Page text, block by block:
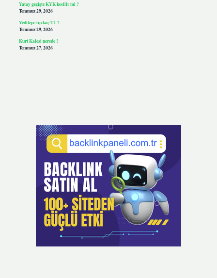
Yatay geçişte KYK kesilir mi ?
Temmuz 29, 2026
Yeditepe tıp kaç TL ?
Temmuz 29, 2026
Kurt Kalesi nerede ?
Temmuz 27, 2026